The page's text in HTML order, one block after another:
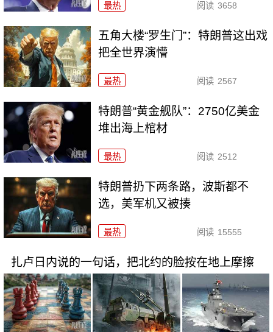
最热 阅读 3658
五角大楼“罗生门”：特朗普这出戏
把全世界演懵
最热 阅读 2567
特朗普“黄金舰队”：2750亿美金
堆出海上棺材
最热 阅读 2512
特朗普扔下两条路，波斯都不
选，美军机又被揍
最热 阅读 15555
扎卢日内说的一句话，把北约的脸按在地上摩擦